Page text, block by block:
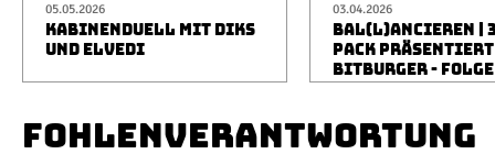
05.05.2026
KABINENDUELL MIT DIKS
UND ELVEDI
03.04.2026
BAL(L)ANCIEREN |
PACK
BITBURGER -
FOHLENVERANTWORTUNG